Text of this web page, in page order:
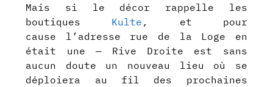
Mais si le décor rappelle les
boutiques Kulte , et pour
cause l’adresse rue de la Loge en
était une — Rive Droite est sans
aucun doute un nouveau lieu où se
déploiera au fil des prochaines